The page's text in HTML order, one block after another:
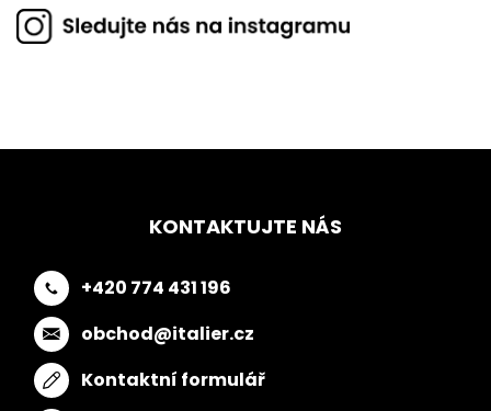
KONTAKTUJTE NÁS
+420 774 431 196
obchod@italier.cz
Kontaktní formulář